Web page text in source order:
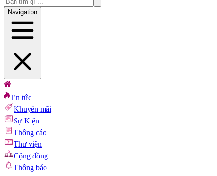
Navigation
Tin tức
Khuyến mãi
Sự Kiện
Thông cáo
Thư viện
Cộng đồng
Thông báo